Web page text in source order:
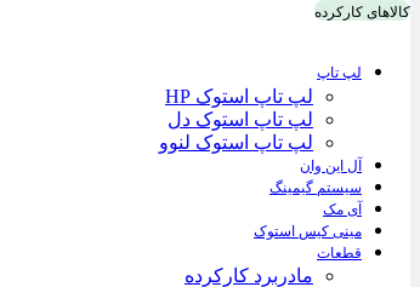
کالاهای کارکرده
لپ تاپ
لپ تاپ استوک HP
لپ تاپ استوک دل
لپ تاپ استوک لنوو
آل این وان
سیستم گیمینگ
آی مک
مینی کیس استوک
قطعات
مادربرد کارکرده